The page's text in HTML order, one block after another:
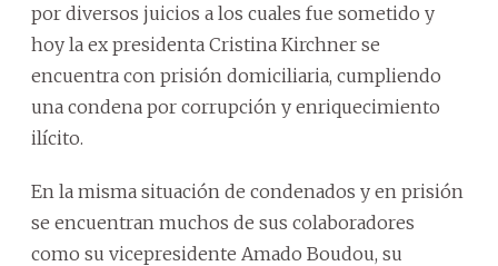
por diversos juicios a los cuales fue sometido y
hoy la ex presidenta Cristina Kirchner se
encuentra con prisión domiciliaria, cumpliendo
una condena por corrupción y enriquecimiento
ilícito.
En la misma situación de condenados y en prisión
se encuentran muchos de sus colaboradores
como su vicepresidente Amado Boudou, su